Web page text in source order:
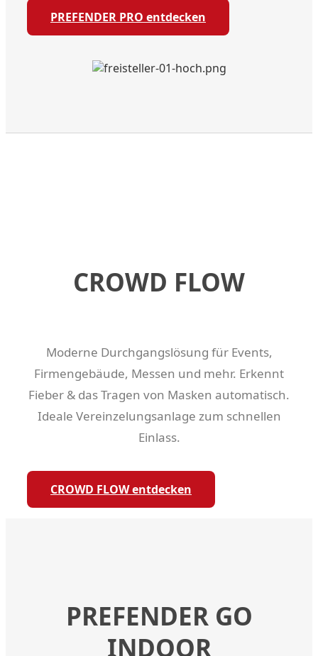
PREFENDER PRO entdecken
CROWD FLOW
Moderne Durchgangslösung für Events,
Firmengebäude, Messen und mehr. Erkennt
Fieber & das Tragen von Masken automatisch.
Ideale Vereinzelungsanlage zum schnellen
Einlass.
CROWD FLOW entdecken
PREFENDER GO
INDOOR